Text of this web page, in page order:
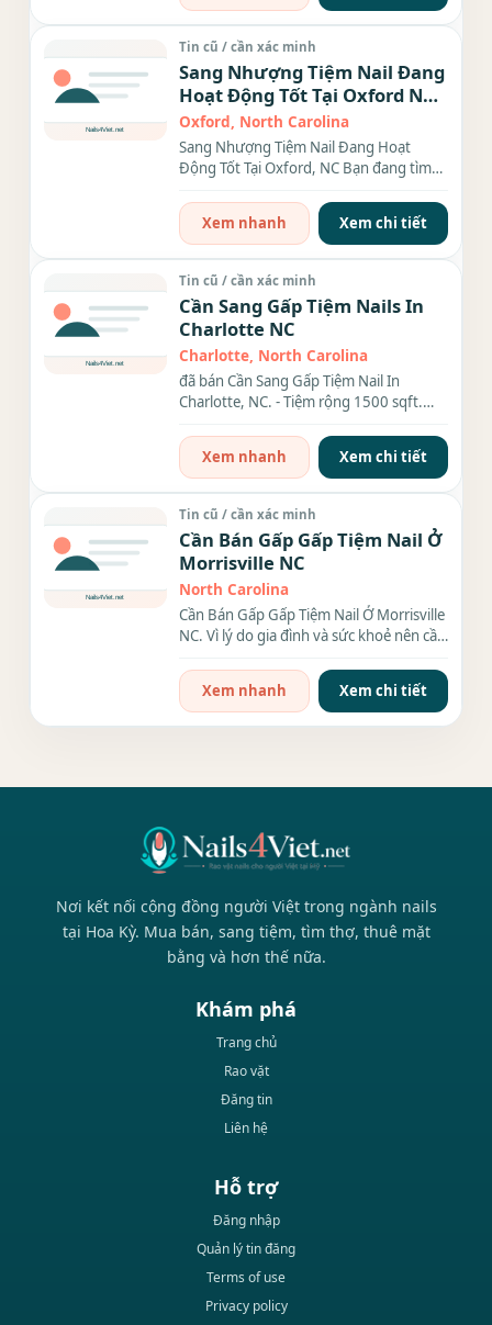
Tin cũ / cần xác minh
Sang Nhượng Tiệm Nail Đang
Hoạt Động Tốt Tại Oxford NC
27565
Oxford, North Carolina
Sang Nhượng Tiệm Nail Đang Hoạt
Động Tốt Tại Oxford, NC Bạn đang tìm
Xem nhanh
Xem chi tiết
Tin cũ / cần xác minh
Cần Sang Gấp Tiệm Nails In
Charlotte NC
Charlotte, North Carolina
đã bán Cần Sang Gấp Tiệm Nail In
Charlotte, NC. - Tiệm rộng 1500 sqft.
Xem nhanh
Xem chi tiết
Tin cũ / cần xác minh
Cần Bán Gấp Gấp Tiệm Nail Ở
Morrisville NC
North Carolina
Cần Bán Gấp Gấp Tiệm Nail Ở Morrisville
NC. Vì lý do gia đình và sức khoẻ nên cần
Xem nhanh
Xem chi tiết
Nơi kết nối cộng đồng người Việt trong ngành nails
tại Hoa Kỳ. Mua bán, sang tiệm, tìm thợ, thuê mặt
bằng và hơn thế nữa.
Khám phá
Trang chủ
Rao vặt
Đăng tin
Liên hệ
Hỗ trợ
Đăng nhập
Quản lý tin đăng
Terms of use
Privacy policy